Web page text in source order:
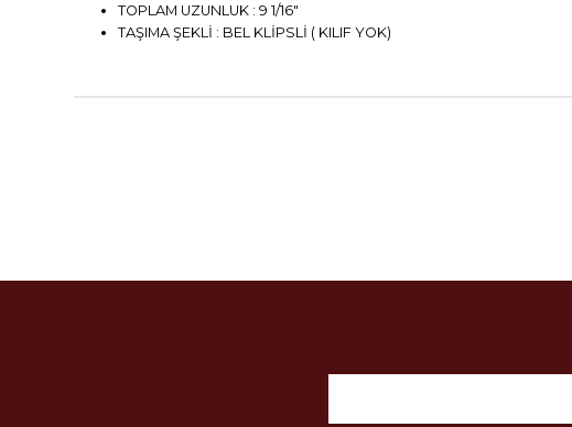
TOPLAM UZUNLUK : 9 1/16"
TAŞIMA ŞEKLİ : BEL KLİPSLİ ( KILIF YOK)